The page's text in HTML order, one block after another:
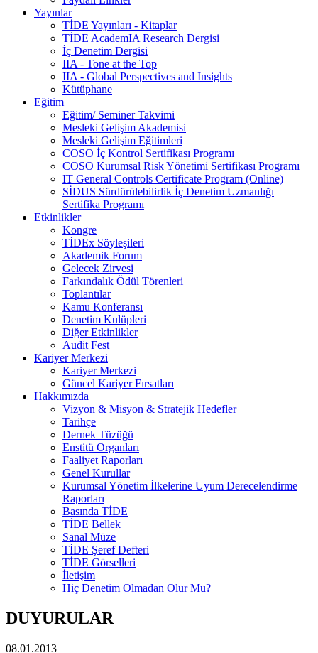
Yayınlar
TİDE Yayınları - Kitaplar
TİDE AcademIA Research Dergisi
İç Denetim Dergisi
IIA - Tone at the Top
IIA - Global Perspectives and Insights
Kütüphane
Eğitim
Eğitim/ Seminer Takvimi
Mesleki Gelişim Akademisi
Mesleki Gelişim Eğitimleri
COSO İç Kontrol Sertifikası Programı
COSO Kurumsal Risk Yönetimi Sertifikası Programı
IT General Controls Certificate Program (Online)
SİDUS Sürdürülebilirlik İç Denetim Uzmanlığı
Sertifika Programı
Etkinlikler
Kongre
TİDEx Söyleşileri
Akademik Forum
Gelecek Zirvesi
Farkındalık Ödül Törenleri
Toplantılar
Kamu Konferansı
Denetim Kulüpleri
Diğer Etkinlikler
Audit Fest
Kariyer Merkezi
Kariyer Merkezi
Güncel Kariyer Fırsatları
Hakkımızda
Vizyon & Misyon & Stratejik Hedefler
Tarihçe
Dernek Tüzüğü
Enstitü Organları
Faaliyet Raporları
Genel Kurullar
Kurumsal Yönetim İlkelerine Uyum Derecelendirme
Raporları
Basında TİDE
TİDE Bellek
Sanal Müze
TİDE Şeref Defteri
TİDE Görselleri
İletişim
Hiç Denetim Olmadan Olur Mu?
DUYURULAR
08.01.2013